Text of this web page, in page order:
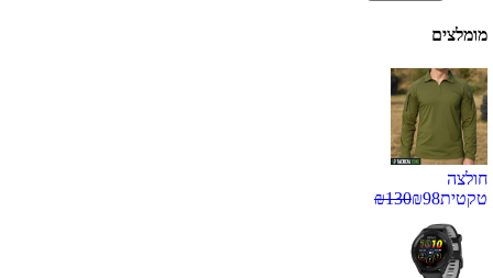
מומלצים
חולצה
טקטית
₪98
₪130